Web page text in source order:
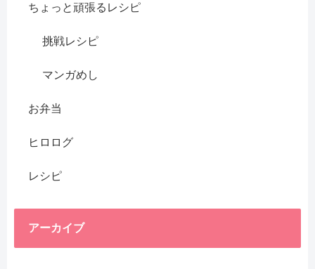
ちょっと頑張るレシピ
挑戦レシピ
マンガめし
お弁当
ヒロログ
レシピ
アーカイブ